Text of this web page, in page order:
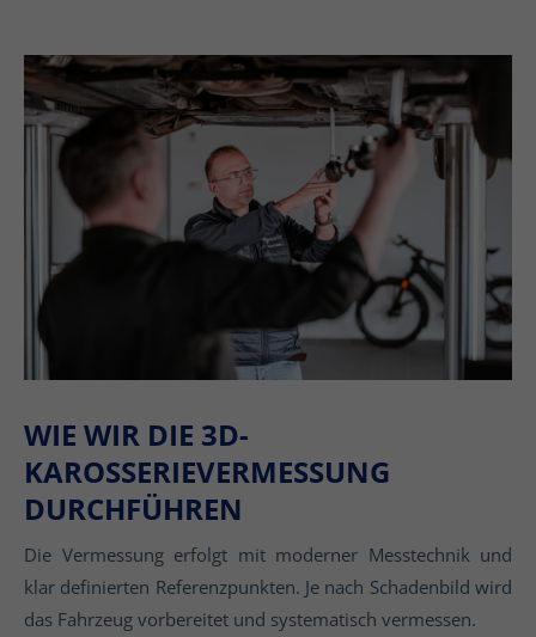
WIE WIR DIE 3D-
KAROSSERIEVERMESSUNG
DURCHFÜHREN
Die Vermessung erfolgt mit moderner Messtechnik und
klar definierten Referenzpunkten. Je nach Schadenbild wird
das Fahrzeug vorbereitet und systematisch vermessen.